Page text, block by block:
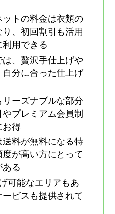
ットの料金は衣類の
、初回割引も活用
用できる
、贅沢手仕上げや
分に合った仕上げ
ーズナブルな部分
プレミアム会員制
お得
料が無料になる特
が高い方にとって
ある
可能なエリアもあ
ービスも提供されて